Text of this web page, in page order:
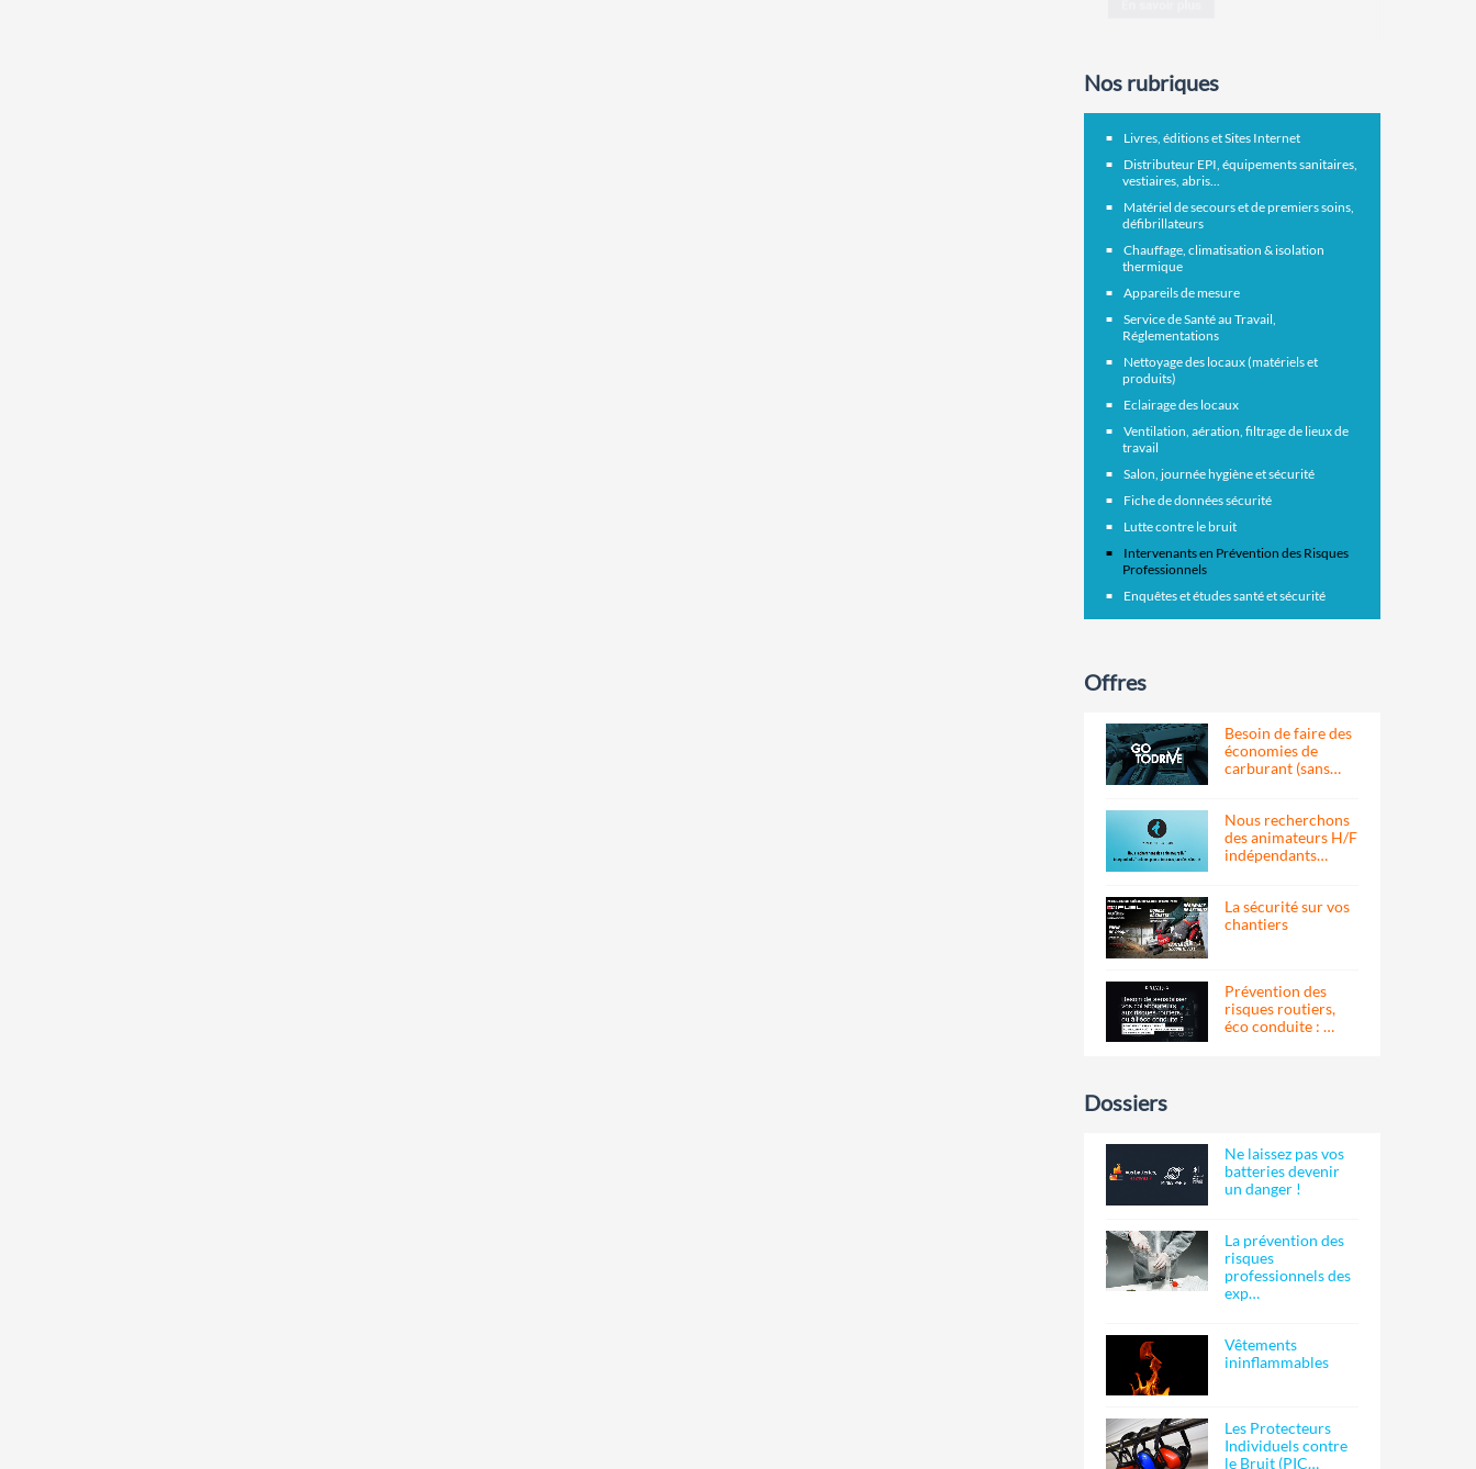
Nos rubriques
Livres, éditions et Sites Internet
Distributeur EPI, équipements sanitaires,
vestiaires, abris...
Matériel de secours et de premiers soins,
défibrillateurs
Chauffage, climatisation & isolation
thermique
Appareils de mesure
Service de Santé au Travail,
Réglementations
Nettoyage des locaux (matériels et
produits)
Eclairage des locaux
Ventilation, aération, filtrage de lieux de
travail
Salon, journée hygiène et sécurité
Fiche de données sécurité
Lutte contre le bruit
Intervenants en Prévention des Risques
Professionnels
Enquêtes et études santé et sécurité
Offres
Besoin de faire des
économies de
carburant (sans…
Nous recherchons
des animateurs H/F
indépendants…
La sécurité sur vos
chantiers
Prévention des
risques routiers,
éco conduite : …
Dossiers
Ne laissez pas vos
batteries devenir
un danger !
La prévention des
risques
professionnels des
exp…
Vêtements
ininflammables
Les Protecteurs
Individuels contre
le Bruit (PIC…